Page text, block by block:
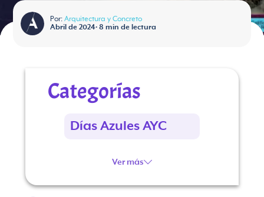
Por: Arquitectura y Concreto
Abril de 2024• 8 min de lectura
Categorías
Días Azules AYC
Ver más